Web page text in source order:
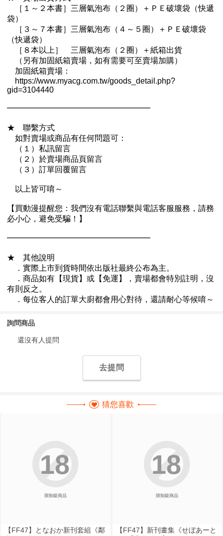
詢問商品
還沒有人提問
去提問
猜您喜歡
限制級商品
18
【FF47】となおか新刊套組《鄰
限制級商品
18
【FF47】新刊畫集《せぼあーと